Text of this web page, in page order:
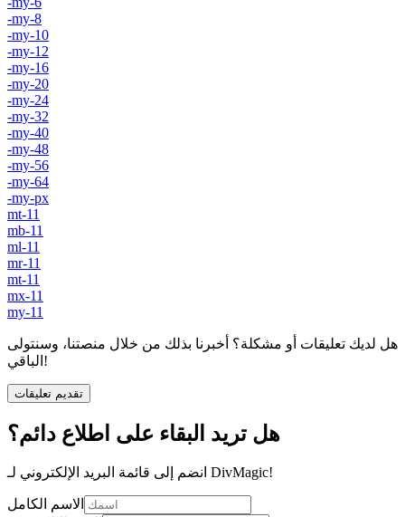
-my-8
-my-10
-my-12
-my-16
-my-20
-my-24
-my-32
-my-40
-my-48
-my-56
-my-64
-my-px
mt-11
mb-11
ml-11
mr-11
mt-11
mx-11
my-11
هل لديك تعليقات أو مشكلة؟ أخبرنا بذلك من خلال منصتنا، وسنتولى
الباقي!
تقديم تعليقات
هل تريد البقاء على اطلاع دائم؟
انضم إلى قائمة البريد الإلكتروني لـ DivMagic!
الاسم الكامل